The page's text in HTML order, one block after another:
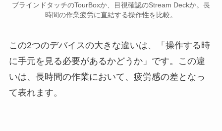
ブラインドタッチのTourBoxか、目視確認のStream Deckか。長
時間の作業疲労に直結する操作性を比較。
この2つのデバイスの大きな違いは、「操作する時
に手元を見る必要があるかどうか」です。この違
いは、長時間の作業において、疲労感の差となっ
て表れます。